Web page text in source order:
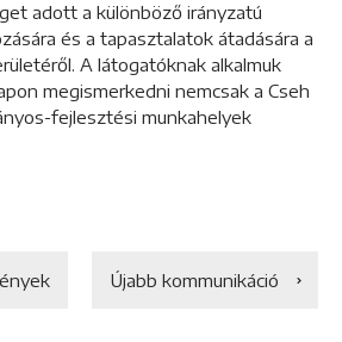
adott a különböző irányzatú
és a tapasztalatok átadására a
A látogatóknak alkalmuk
megismerkedni nemcsak a Cseh
fejlesztési munkahelyek
Újabb kommunikáció